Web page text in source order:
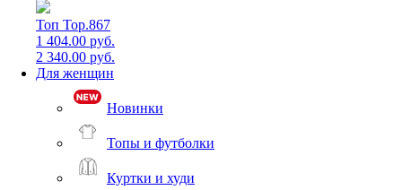
Топ Top.867
1 404.00 руб.
2 340.00 руб.
Для женщин
Новинки
Топы и футболки
Куртки и худи